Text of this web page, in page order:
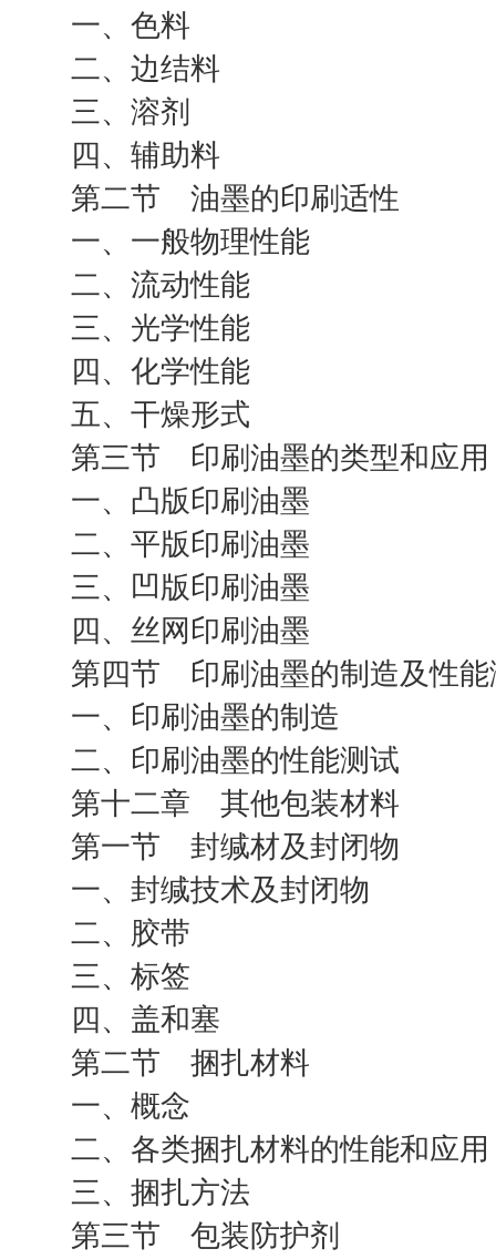
一、色料
二、边结料
三、溶剂
四、辅助料
第二节 油墨的印刷适性
一、一般物理性能
二、流动性能
三、光学性能
四、化学性能
五、干燥形式
第三节 印刷油墨的类型和应用
一、凸版印刷油墨
二、平版印刷油墨
三、凹版印刷油墨
四、丝网印刷油墨
第四节 印刷油墨的制造及性能
一、印刷油墨的制造
二、印刷油墨的性能测试
第十二章 其他包装材料
第一节 封缄材及封闭物
一、封缄技术及封闭物
二、胶带
三、标签
四、盖和塞
第二节 捆扎材料
一、概念
二、各类捆扎材料的性能和应用
三、捆扎方法
第三节 包装防护剂